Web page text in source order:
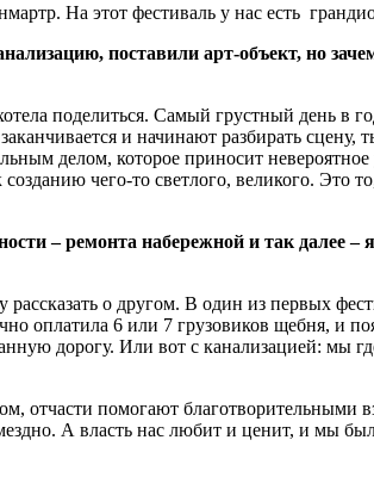
На этот фестиваль у нас есть
поставили арт-объект, но
поделиться. Самый грустный день в
и начинают разбирать
делом, которое приносит
чего-то светлого, великого.
– ремонта набережной и так
о другом. В один из первых
оплатила 6 или 7 грузовиков щебня, и
дорогу. Или вот с канализацией: мы
отчасти помогают
А власть нас любит и ценит, и мы